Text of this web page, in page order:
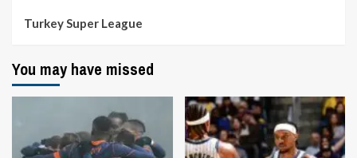
Turkey Super League
You may have missed